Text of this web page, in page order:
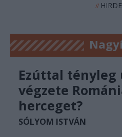
//
Ezúttal tényleg
végzete
herceget?
SÓLYOM ISTVÁN